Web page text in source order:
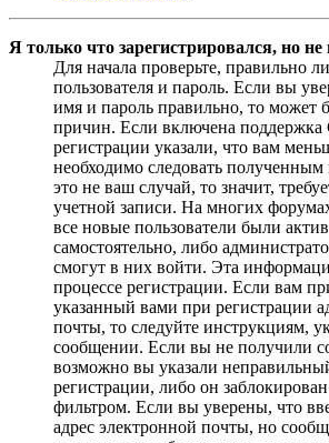
Я только что зарегистрировался, но
Для начала проверьте, правильно
пользователя и пароль. Если вы
имя и пароль правильно, то может
причин. Если включена
регистрации указали, что вам
необходимо следовать
это не ваш случай, то значит,
учетной записи. На многих
все новые пользователи были
самостоятельно, либо
смогут в них войти. Эта
процессе регистрации. Если вам
указанный вами при регистрации
почты, то следуйте инструкциям,
сообщении. Если вы не получили
возможно вы указали
регистрации, либо он
фильтром. Если вы уверены, что
адрес электронной почты, но